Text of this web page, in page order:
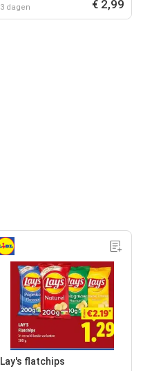
3 dagen € 2,99
Lay's flatchips